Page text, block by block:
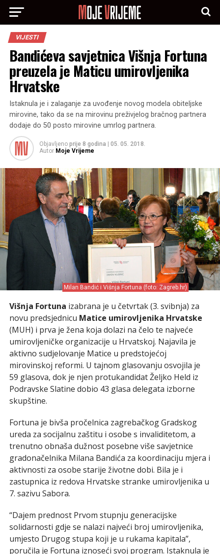
VIJESTI
Bandićeva savjetnica Višnja Fortuna
preuzela je Maticu umirovljenika
Hrvatske
Istaknula je i zalaganje za uvođenje novog modela obiteljske
mirovine, tako da se na mirovinu preživjelog bračnog partnera
dodaje do 50 posto mirovine umrlog partnera.
Objavljeno prije 8 godina
05. 05. 2018.
Autor Moje Vrijeme
Milan Bandić i Višnja Fortuna (foto: Zagreb.hr)
Višnja Fortuna izabrana je u četvrtak (3. svibnja) za
novu predsjednicu Matice umirovljenika Hrvatske
(MUH) i prva je žena koja dolazi na čelo te najveće
umirovljeničke organizacije u Hrvatskoj. Najavila je
aktivno sudjelovanje Matice u predstojećoj
mirovinskoj reformi. U tajnom glasovanju osvojila je
59 glasova, dok je njen protukandidat Željko Held iz
Podravske Slatine dobio 43 glasa delegata izborne
skupštine.
Fortuna je bivša pročelnica zagrebačkog Gradskog
ureda za socijalnu zaštitu i osobe s invaliditetom, a
trenutno obnaša dužnost posebne više savjetnice
gradonačelnika Milana Bandića za koordinaciju mjera i
aktivnosti za osobe starije životne dobi. Bila je i
zastupnica iz redova Hrvatske stranke umirovljenika u
7. sazivu Sabora.
“Dajem prednost Prvom stupnju generacijske
solidarnosti gdje se nalazi najveći broj umirovljenika,
umjesto Drugog stupa koji je u rukama kapitala”,
poručila je Fortuna iznoseći svoj program. Istaknula je